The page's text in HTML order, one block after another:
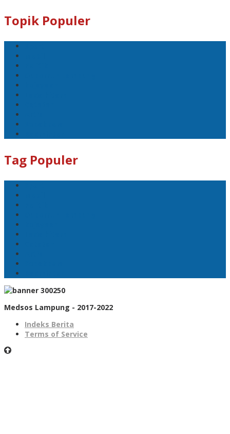
Topik Populer
Tag Populer
Medsos Lampung - 2017-2022
Indeks Berita
Terms of Service